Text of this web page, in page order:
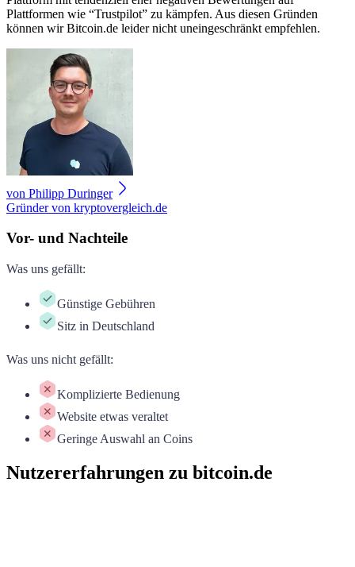
Plattformen wie “Trustpilot” zu kämpfen. Aus diesen Gründen
können wir Bitcoin.de leider nicht uneingeschränkt empfehlen.
von Philipp Duringer
Gründer von kryptovergleich.de
Vor- und Nachteile
Was uns gefällt:
Günstige Gebühren
Sitz in Deutschland
Was uns nicht gefällt:
Komplizierte Bedienung
Website etwas veraltet
Geringe Auswahl an Coins
Nutzererfahrungen zu bitcoin.de